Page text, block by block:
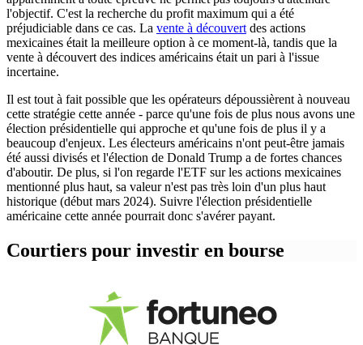
l'objectif. C'est la recherche du profit maximum qui a été
préjudiciable dans ce cas. La vente à découvertdes actions
mexicaines était la meilleure option à ce moment-là, tandis que la
vente à découvert des indices américains était un pari à l'issue
incertaine.
Il est tout à fait possible que les opérateurs dépoussièrent à nouveau
cette stratégie cette année - parce qu'une fois de plus nous avons une
élection présidentielle qui approche et qu'une fois de plus il y a
beaucoup d'enjeux. Les électeurs américains n'ont peut-être jamais
été aussi divisés et l'élection de Donald Trump a de fortes chances
d'aboutir. De plus, si l'on regarde l'ETF sur les actions mexicaines
mentionné plus haut, sa valeur n'est pas très loin d'un plus haut
historique (début mars 2024). Suivre l'élection présidentielle
américaine cette année pourrait donc s'avérer payant.
Courtiers pour investir en bourse